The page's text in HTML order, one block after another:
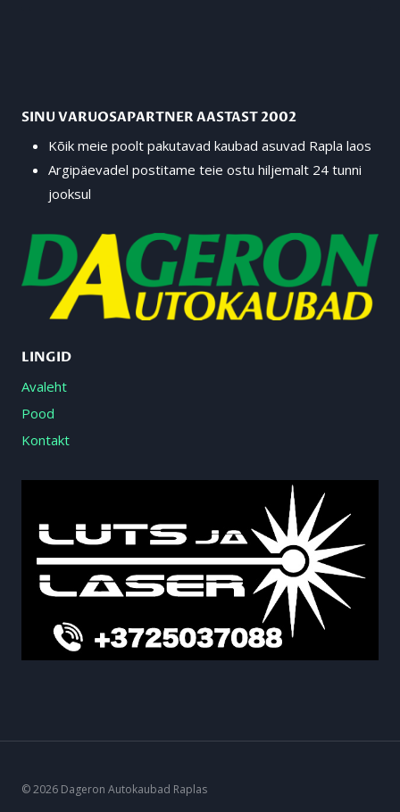
SINU VARUOSAPARTNER AASTAST 2002
Kõik meie poolt pakutavad kaubad asuvad Rapla laos
Argipäevadel postitame teie ostu hiljemalt 24 tunni
jooksul
LINGID
Avaleht
Pood
Kontakt
© 2026 Dageron Autokaubad Raplas